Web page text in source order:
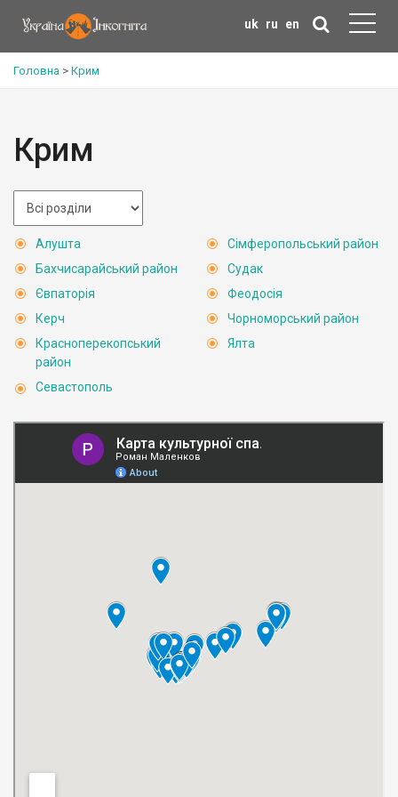
uk ru en
Головна > Крим
Крим
Алушта
Бахчисарайський район
Євпаторія
Керч
Красноперекопський
район
Севастополь
Сімферопольський район
Судак
Феодосія
Чорноморський район
Ялта